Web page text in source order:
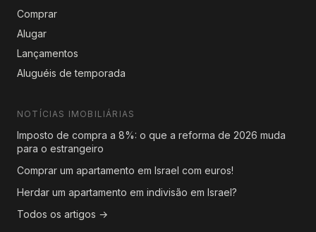
Comprar
Alugar
Lançamentos
Aluguéis de temporada
NOTÍCIAS IMOBILIÁRIAS
Imposto de compra a 8%: o que a reforma de 2026 muda
para o estrangeiro
Comprar um apartamento em Israel com euros!
Herdar um apartamento em indivisão em Israel?
Todos os artigos →